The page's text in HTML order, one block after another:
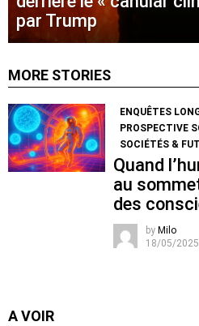
par Trump
MORE STORIES
ENQUÊTES
PROSPECTIVE
SOCIÉTÉS &
Quand
au
des
by Milo
18/05/
A VOIR